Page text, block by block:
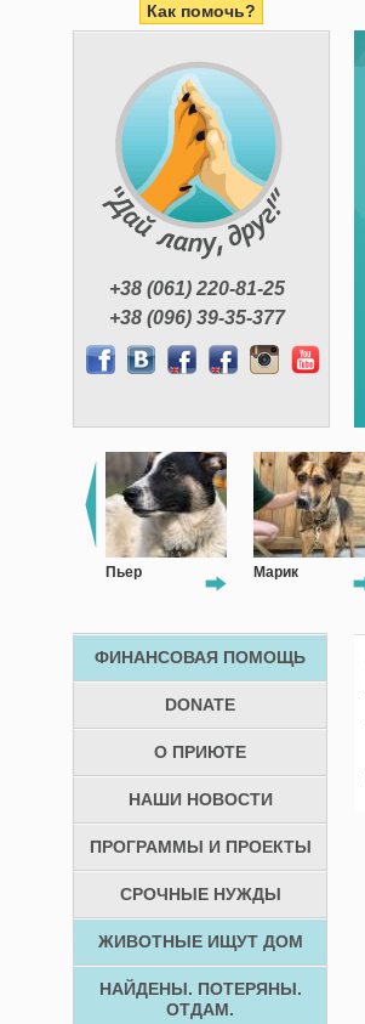
Как помочь?
+38 (061) 220-81-25
+38 (096) 39-35-377
Марик Вольт
ФИНАНСОВАЯ ПОМОЩЬ
DONATE
О ПРИЮТЕ
НАШИ НОВОСТИ
ПРОГРАММЫ И ПРОЕКТЫ
СРОЧНЫЕ НУЖДЫ
ЖИВОТНЫЕ ИЩУТ ДОМ
НАЙДЕНЫ. ПОТЕРЯНЫ.
ОТДАМ.